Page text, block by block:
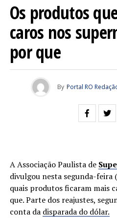
Os produtos
caros nos
por que
By Portal RO
A Associação Paulista de
divulgou nesta segunda-feira
quais produtos ficaram mais
que. Parte dos reajustes,
conta da disparada do dólar.